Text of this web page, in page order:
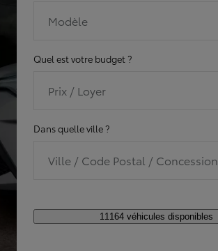
Modèle
Quel est votre budget ?
Prix / Loyer
Dans quelle ville ?
Ville / Code Postal / Concession
11164 véhicules disponibles